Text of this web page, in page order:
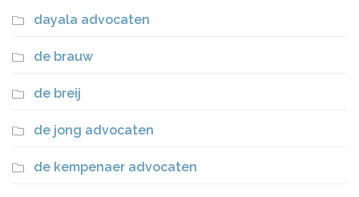
dayala advocaten
de brauw
de breij
de jong advocaten
de kempenaer advocaten